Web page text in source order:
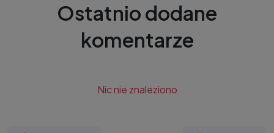
Ostatnio dodane
komentarze
Nic nie znaleziono